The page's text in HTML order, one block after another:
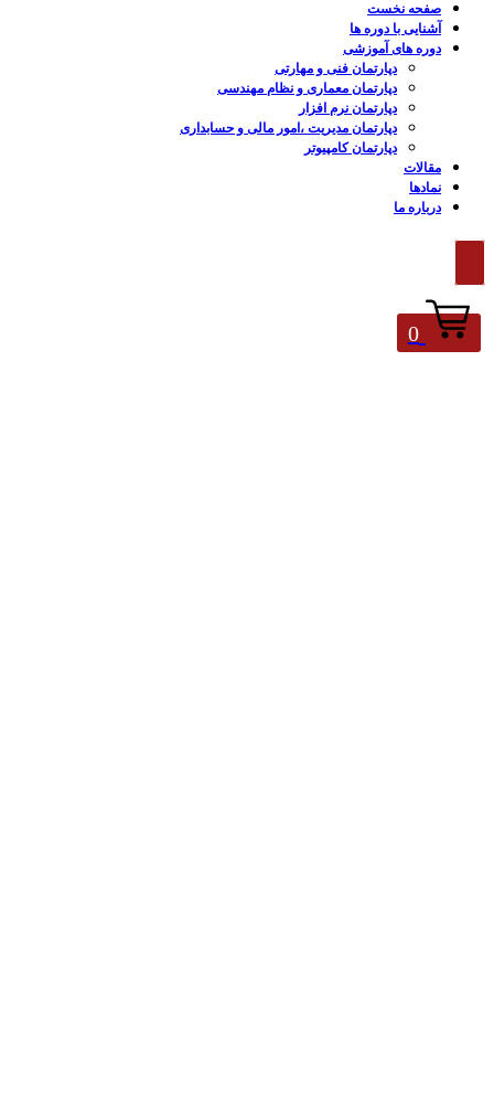
صفحه نخست
آشنایی با دوره ها
دوره های آموزشی
دپارتمان فنی و مهارتی
دپارتمان معماری و نظام مهندسی
دپارتمان نرم افزار
دپارتمان مدیریت ،امور مالی و حسابداری
دپارتمان کامپیوتر
مقالات
نمادها
درباره ما
0